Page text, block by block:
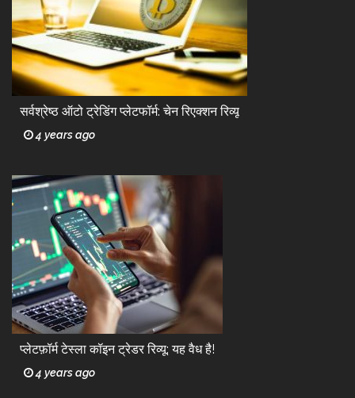
सर्वश्रेष्ठ ऑटो ट्रेडिंग प्लेटफॉर्म: चेन रिएक्शन रिव्यू
4 years ago
प्लेटफ़ॉर्म टेस्ला कॉइन ट्रेडर रिव्यू: यह वैध है!
4 years ago